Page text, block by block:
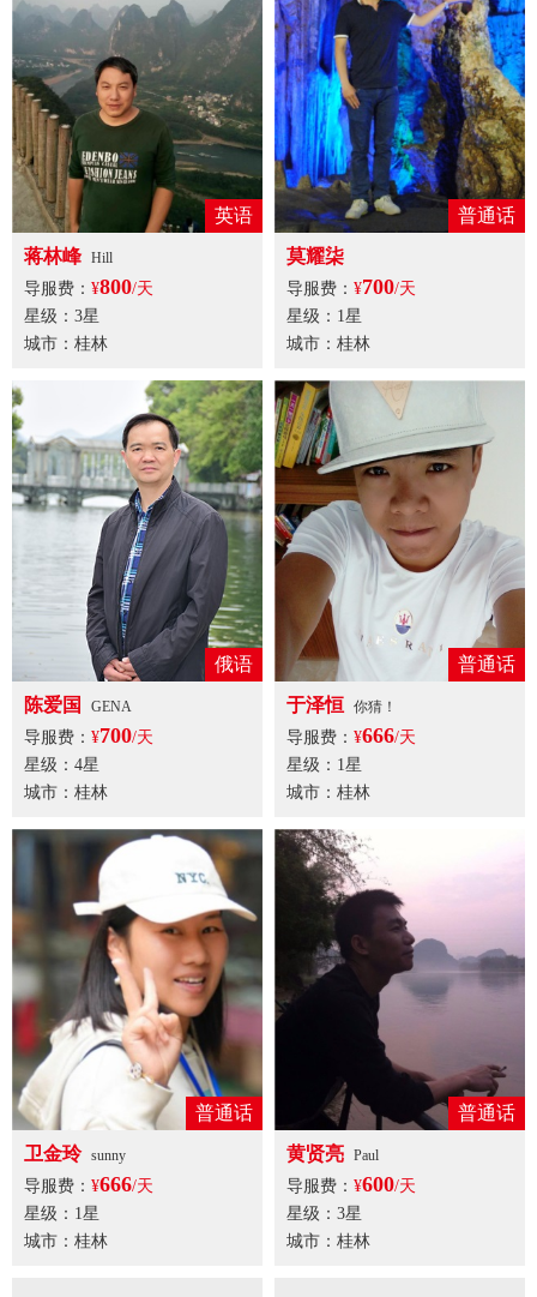
英语
蒋林峰 Hill
导服费： ¥800/天
星级：3星
城市：桂林
普通话
莫耀柒
导服费： ¥700/天
星级：1星
城市：桂林
俄语
陈爱国
GENA
导服费： ¥700/天
星级：4星
城市：桂林
普通话
于泽恒 你猜！
导服费： ¥666/天
星级：1星
城市：桂林
普通话
卫金玲 sunny
导服费： ¥666/天
星级：1星
城市：桂林
普通话
黄贤亮 Paul
导服费： ¥600/天
星级：3星
城市：桂林